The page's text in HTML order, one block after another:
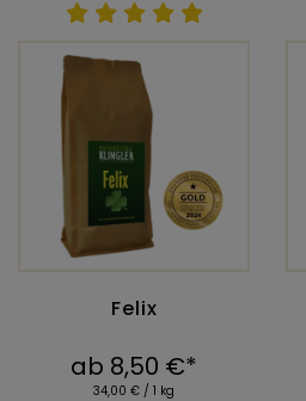
Felix
ab 8,50 €*
34,00 € / 1 kg